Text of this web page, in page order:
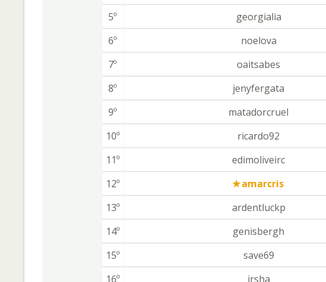
5º
georgialia
6º
noelova
7º
oaitsabes
8º
jenyfergata
9º
matadorcruel
10º
ricardo92
11º
edimoliveirc
12º
amarcris
13º
ardentluckp
14º
genisbergh
15º
save69
16º
irsha